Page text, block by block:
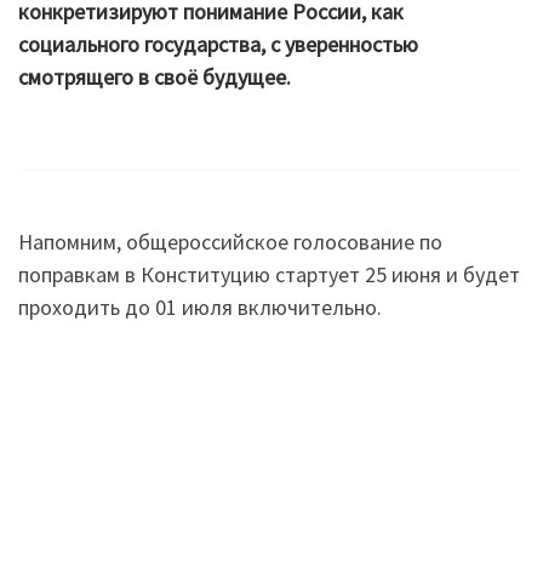
конкретизируют понимание России, как
социального государства, с уверенностью
смотрящего в своё будущее.
Напомним, общероссийское голосование по
поправкам в Конституцию стартует 25 июня и будет
проходить до 01 июля включительно.